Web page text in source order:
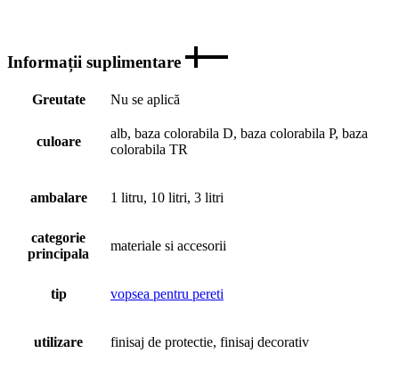
Informații suplimentare
Greutate Nu se aplică
culoare
alb, baza colorabila D, baza colorabila P, baza
colorabila TR
ambalare 1 litru, 10 litri, 3 litri
categorie
principala
materiale si accesorii
tip vopsea pentru pereti
utilizare finisaj de protectie, finisaj decorativ